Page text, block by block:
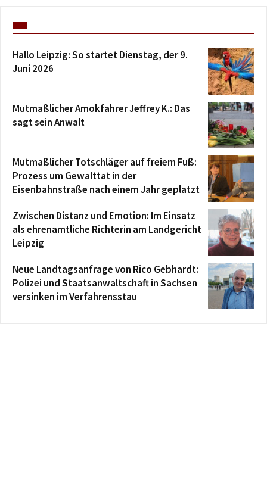
Hallo Leipzig: So startet Dienstag, der 9.
Juni 2026
Mutmaßlicher Amokfahrer Jeffrey K.: Das
sagt sein Anwalt
Mutmaßlicher Totschläger auf freiem Fuß:
Prozess um Gewalttat in der
Eisenbahnstraße nach einem Jahr geplatzt
Zwischen Distanz und Emotion: Im Einsatz
als ehrenamtliche Richterin am Landgericht
Leipzig
Neue Landtagsanfrage von Rico Gebhardt:
Polizei und Staatsanwaltschaft in Sachsen
versinken im Verfahrensstau